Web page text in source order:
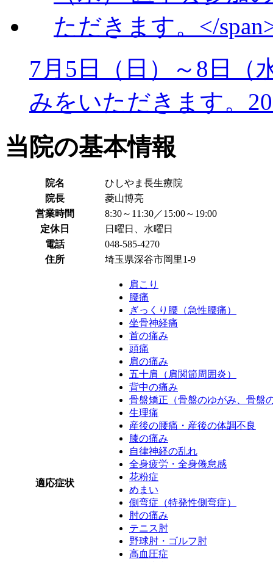
7月5日（日）～8日（
みをいただきます。
当院の基本情報
院名
ひしやま長生療院
院長
菱山博亮
営業時間
8:30～11:30／15:00～19:00
定休日
日曜日、水曜日
電話
048-585-4270
住所
埼玉県深谷市岡里1-9
適応症状
肩こり
腰痛
ぎっくり腰（急性腰痛）
坐骨神経痛
首の痛み
頭痛
肩の痛み
五十肩（肩関節周囲炎）
背中の痛み
骨盤矯正（骨盤のゆがみ、骨盤
生理痛
産後の腰痛・産後の体調不良
膝の痛み
自律神経の乱れ
全身疲労・全身倦怠感
花粉症
めまい
側弯症（特発性側弯症）
肘の痛み
テニス肘
野球肘・ゴルフ肘
高血圧症